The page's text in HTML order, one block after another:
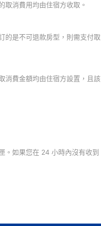
取消費用均由住宿方收取。
的是不可退款房型，則需支付取
消費金額均由住宿方設置，且該
。如果您在 24 小時內沒有收到